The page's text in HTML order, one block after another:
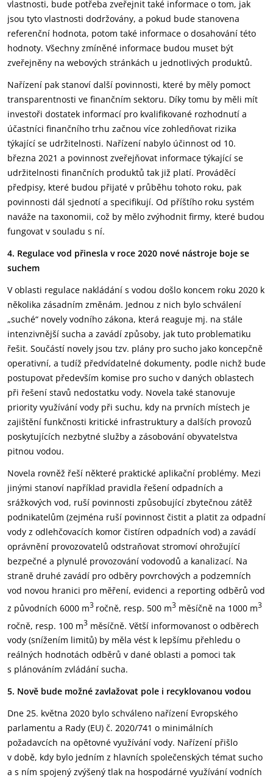
vlastnosti, bude potřeba zveřejnit také informace o tom, jak
jsou tyto vlastnosti dodržovány, a pokud bude stanovena
referenční hodnota, potom také informace o dosahování této
hodnoty. Všechny zmíněné informace budou muset být
zveřejněny na webových stránkách u jednotlivých produktů.
Nařízení pak stanoví další povinnosti, které by měly pomoct
transparentnosti ve finančním sektoru. Díky tomu by měli mít
investoři dostatek informací pro kvalifikované rozhodnutí a
účastníci finančního trhu začnou více zohledňovat rizika
týkající se udržitelnosti. Nařízení nabylo účinnost od 10.
března 2021 a povinnost zveřejňovat informace týkající se
udržitelnosti finančních produktů tak již platí. Prováděcí
předpisy, které budou přijaté v průběhu tohoto roku, pak
povinnosti dál sjednotí a specifikují. Od příštího roku systém
naváže na taxonomii, což by mělo zvýhodnit firmy, které budou
fungovat v souladu s ní.
4. Regulace vod přinesla v roce 2020 nové nástroje boje se
suchem
V oblasti regulace nakládání s vodou došlo koncem roku 2020 k
několika zásadním změnám. Jednou z nich bylo schválení
„suché“ novely vodního zákona, která reaguje mj. na stále
intenzivnější sucha a zavádí způsoby, jak tuto problematiku
řešit. Součástí novely jsou tzv. plány pro sucho jako koncepčně
operativní, a tudíž předvídatelné dokumenty, podle nichž bude
postupovat především komise pro sucho v daných oblastech
při řešení stavů nedostatku vody. Novela také stanovuje
priority využívání vody při suchu, kdy na prvních místech je
zajištění funkčnosti kritické infrastruktury a dalších provozů
poskytujících nezbytné služby a zásobování obyvatelstva
pitnou vodou.
Novela rovněž řeší některé praktické aplikační problémy. Mezi
jinými stanoví například pravidla řešení odpadních a
srážkových vod, ruší povinnosti způsobující zbytečnou zátěž
podnikatelům (zejména ruší povinnost čistit a platit za odpadní
vody z odlehčovacích komor čistíren odpadních vod) a zavádí
oprávnění provozovatelů odstraňovat stromoví ohrožující
bezpečné a plynulé provozování vodovodů a kanalizací. Na
straně druhé zavádí pro odběry povrchových a podzemních
vod novou hranici pro měření, evidenci a reporting odběrů vod
z původních 6000 m3 ročně, resp. 500 m3 měsíčně na 1000 m3
ročně, resp. 100 m3 měsíčně. Větší informovanost o odběrech
vody (snížením limitů) by měla vést k lepšímu přehledu o
reálných hodnotách odběrů v dané oblasti a pomoci tak
s plánováním zvládání sucha.
5. Nově bude možné zavlažovat pole i recyklovanou vodou
Dne 25. května 2020 bylo schváleno nařízení Evropského
parlamentu a Rady (EU) č. 2020/741 o minimálních
požadavcích na opětovné využívání vody. Nařízení přišlo
v době, kdy bylo jedním z hlavních společenských témat sucho
a s ním spojený zvýšený tlak na hospodárné využívání vodních